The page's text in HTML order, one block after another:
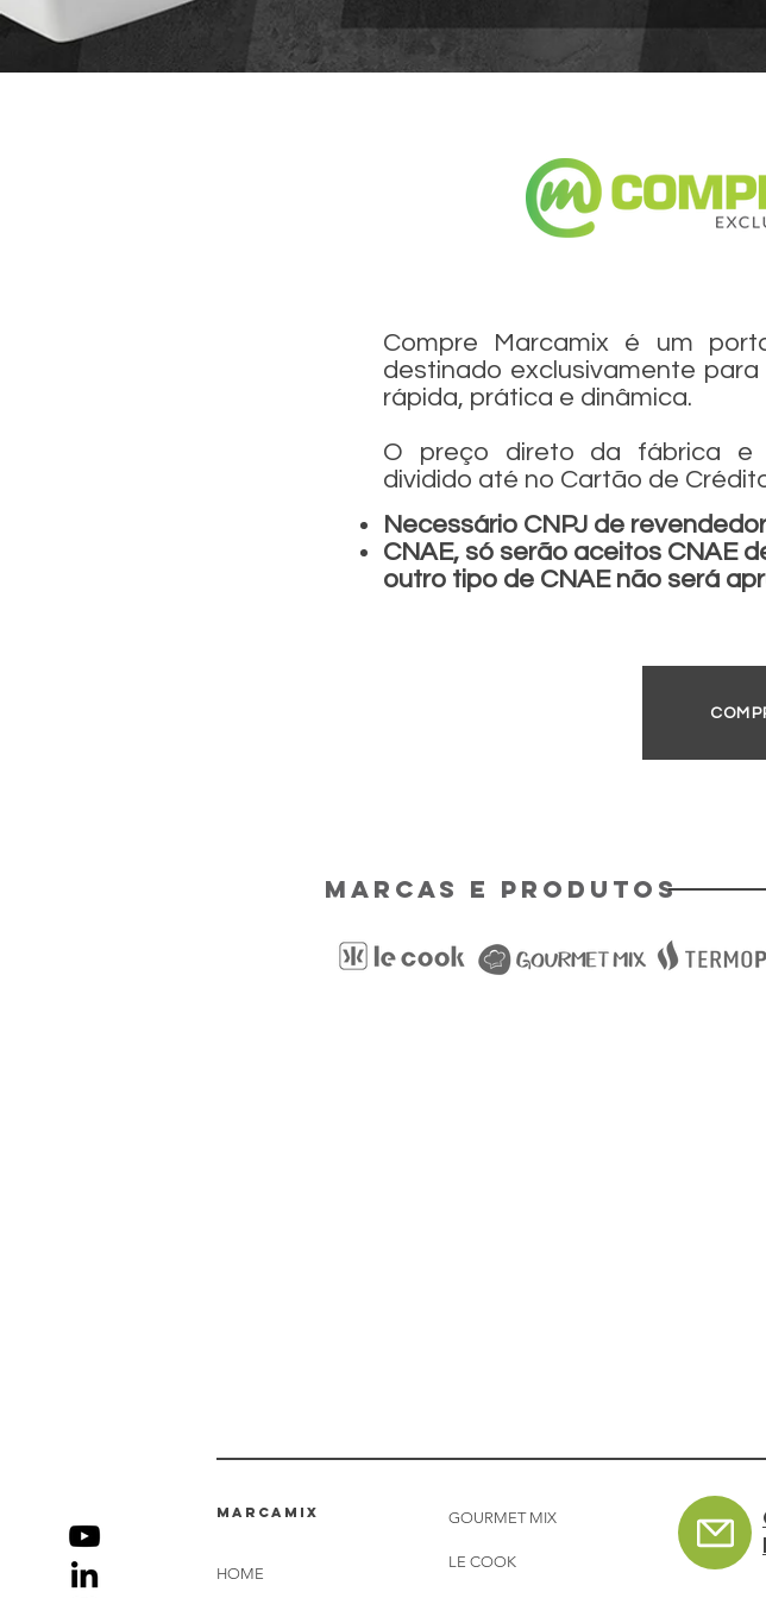
Compre Marcamix é um
destinado exclusivamente
rápida, prática e dinâmica.
O preço direto da fábrica e
dividido até no Cartão de
Necessário CNPJ de
CNAE, só serão aceitos CNAE
outro tipo de CNAE não será
marcas e produtos
marcamix
HOME
GOURMET MIX
LE COOK